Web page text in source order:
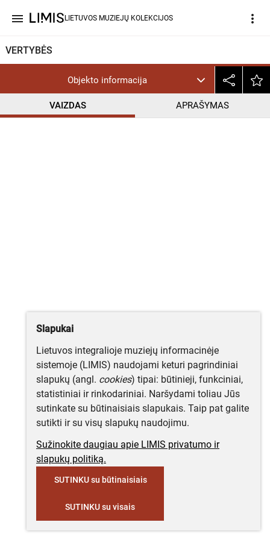
menu LIETUVOS MUZIEJŲ KOLEKCIJOS more_vert
VERTYBĖS
Objekto informacija
VAIZDAS APRAŠYMAS
CC BY-NC-ND
Slapukai
Lietuvos integralioje muziejų informacinėje
sistemoje (LIMIS) naudojami keturi pagrindiniai
slapukų (angl. cookies) tipai: būtinieji, funkciniai,
statistiniai ir rinkodariniai. Naršydami toliau Jūs
sutinkate su būtinaisiais slapukais. Taip pat galite
sutikti ir su visų slapukų naudojimu.
Sužinokite daugiau apie LIMIS privatumo ir
slapukų politiką.
SUTINKU su būtinaisiais
SUTINKU su visais